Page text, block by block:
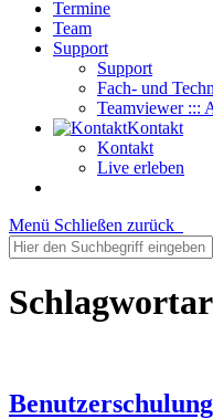
Termine
Team
Support
Support
Fach- und
Teamviewer :::
Kontakt
Kontakt
Live erleben
Menü Schließen zurück